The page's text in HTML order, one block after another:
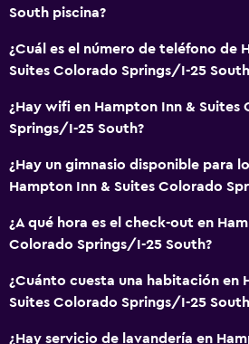
South piscina?
¿Cuál es el número de teléfono de
Suites Colorado Springs/I-25
¿Hay wifi en Hampton Inn & Suites
Springs/I-25 South?
¿Hay un gimnasio disponible para
Hampton Inn & Suites Colorado
¿A qué hora es el check-out en
Colorado Springs/I-25 South?
¿Cuánto cuesta una habitación en
Suites Colorado Springs/I-25
¿Hay servicio de lavandería en